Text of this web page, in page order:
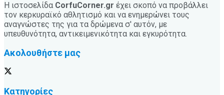
Η ιστοσελίδα CorfuCorner.gr έχει σκοπό να προβάλλει
τον κερκυραϊκό αθλητισμό και να ενημερώνει τους
αναγνώστες της για τα δρώμενα σ' αυτόν, με
υπευθυνότητα, αντικειμενικότητα και εγκυρότητα.
Ακολουθήστε μας
Κατηγορίες